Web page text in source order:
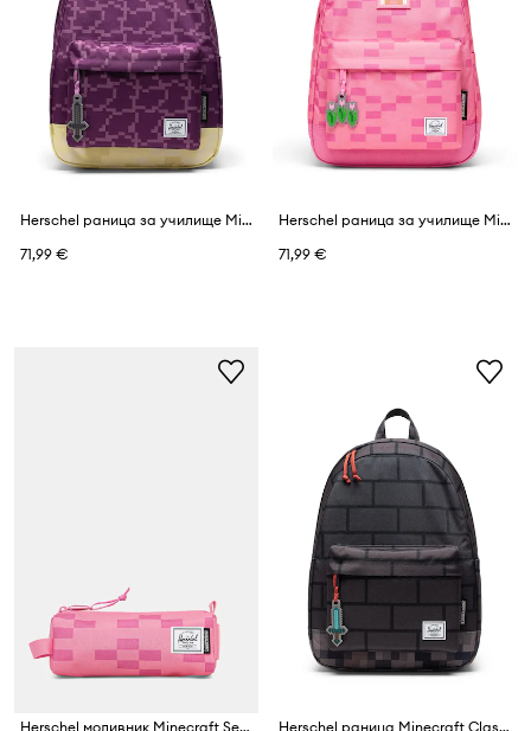
Herschel раница за училище Minecraft Classic™
71,99 €
Herschel раница за училище Minecraft Classic™
71,99 €
Herschel моливник Minecraft Settlement
Herschel раница Minecraft Classic™